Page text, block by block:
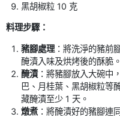
黑胡椒粒 10 克
料理步驟：
豬腳處理 ：將洗淨的豬前
醃漬入味及烘烤後的酥脆。
醃漬：將豬腳放入大碗中
巴、月桂葉、黑胡椒粒等
藏醃漬至少 1 天。
燉煮：將醃漬好的豬腳連